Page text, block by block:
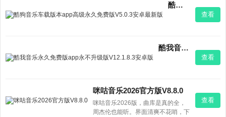
酷狗音乐车载版本app高级永久免费版V5.0.3安卓最新版
查看
酷我音乐永久免费版app永不升级版V12.1.8.3安卓版
查看
咪咕音乐2026官方版V8.8.0
咪咕音乐2026版，曲库是真的全，
周杰伦也能听。界面清爽不花哨，下
查看